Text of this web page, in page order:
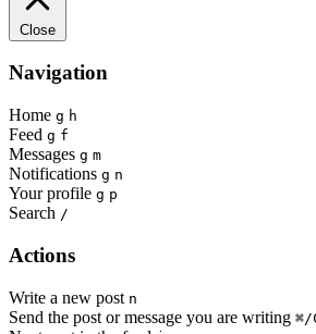
Close
Navigation
Home g h
Feed g f
Messages g m
Notifications g n
Your profile g p
Search /
Actions
Write a new post n
Send the post or message you are writing ⌘/